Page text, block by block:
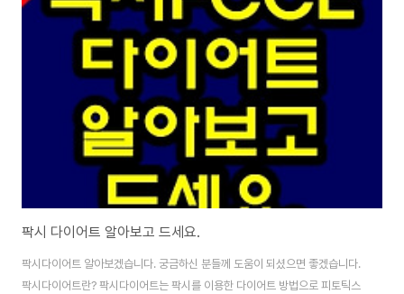
팍시 다이어트 알아보고 드세요.
팍시다이어트 알아보겠습니다. 궁금하신 분들께 도움이 되셨으면 좋겠습니다.
팍시다이어트란? 팍시다이어트는 팍시를 이용한 다이어트 방법으로 피토틱스